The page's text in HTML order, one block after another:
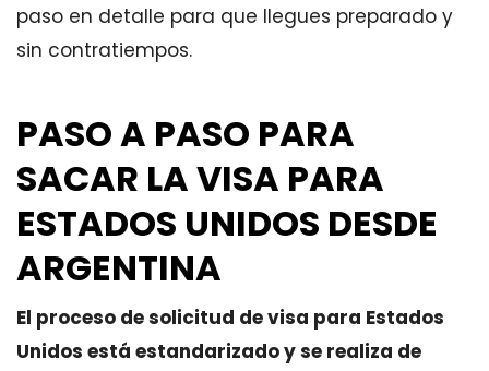
paso en detalle para que llegues preparado y
sin contratiempos.
PASO A PASO PARA
SACAR LA VISA PARA
ESTADOS UNIDOS DESDE
ARGENTINA
El proceso de solicitud de visa para Estados
Unidos está estandarizado y se realiza de